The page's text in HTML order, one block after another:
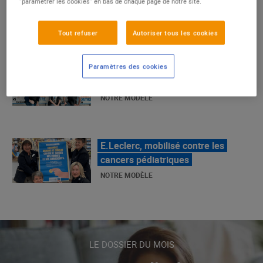
La Grande Rencontre 2024, encore
un succès
NOTRE MODÈLE
E.Leclerc, mobilisé contre les
LE MOUVEMENT E.LECLERC ET
« Repérage » - La nouvelle revue de
LE DOSSIER DU MOIS
Tout refuser Autoriser tous les cookies
Paramètres des cookies